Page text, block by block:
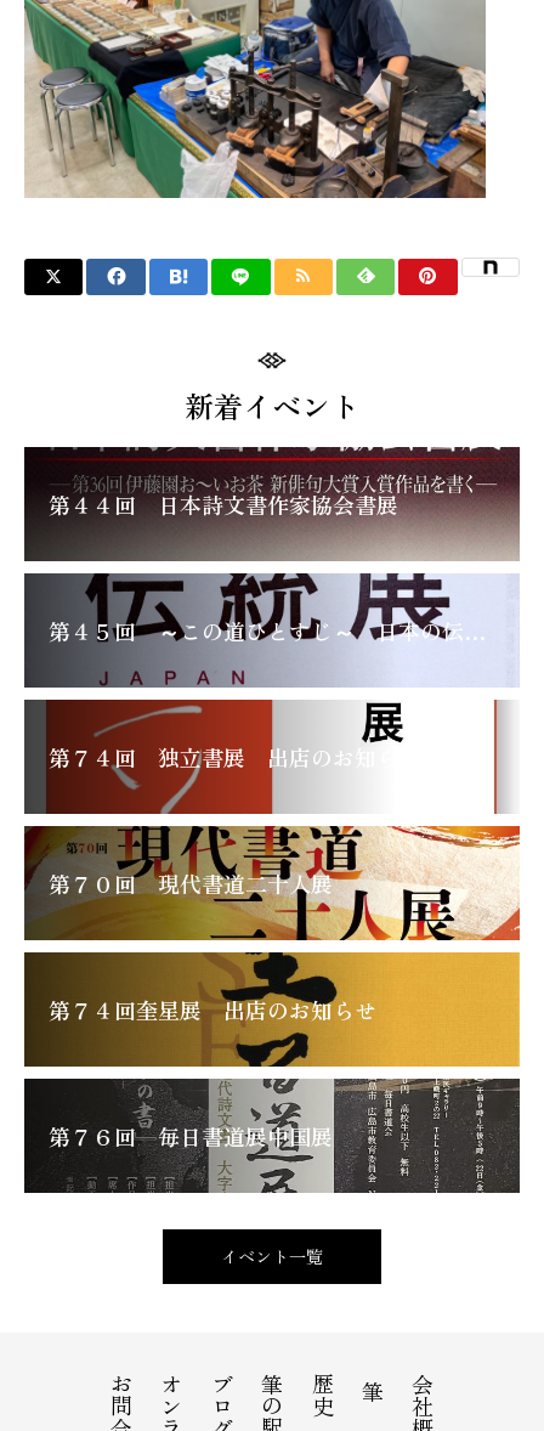
新着イベント
第４４回 日本詩文書作家協会書展
第４５回 ～この道ひとすじ～ 日本の伝統展
第７４回 独立書展 出店のお知らせ
第７０回 現代書道二十人展
第７４回奎星展 出店のお知らせ
第７６回 毎日書道展中国展
イベント一覧
筆
歴史
筆の駅
ブログ